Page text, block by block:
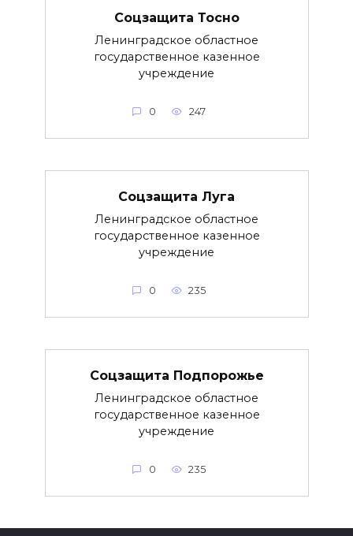
Соцзащита Тосно
Ленинградское областное
государственное казенное
учреждение
0 247
Соцзащита Луга
Ленинградское областное
государственное казенное
учреждение
0 235
Соцзащита Подпорожье
Ленинградское областное
государственное казенное
учреждение
0 235